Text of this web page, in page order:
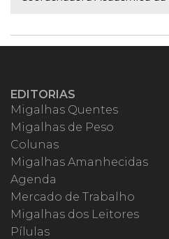
EDITORIAS
Migalhas Quentes
Migalhas de Peso
Colunas
Migalhas Amanhecidas
Agenda
Mercado de Trabalho
Migalhas dos Leitores
Pílulas